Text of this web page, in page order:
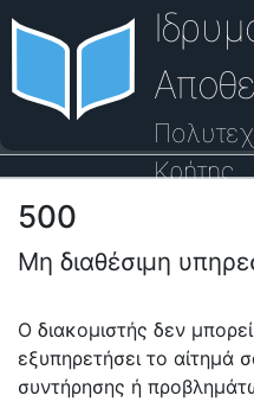
Κρήτης
Οδηγός Βοήθειας
500
Μη διαθέσιμη
Ο διακομιστής δεν
εξυπηρετήσει το αίτημά
συντήρησης ή